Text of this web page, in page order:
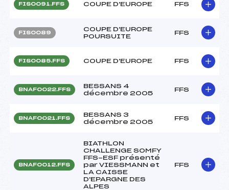
FIS0091.FFS COUPE D'EUROPE FFS
FIS0089
COUPE D'EUROPE
POURSUITE
FFS
FIS0085.FFS COUPE D'EUROPE FFS
BNAF0022.FFS
BESSANS 4
décembre 2005
FFS
BNAF0021.FFS
BESSANS 3
décembre 2005
FFS
BNAF0012.FFS
BIATHLON
CHALLENGE SOMFY
FFS-ESF présenté
par VIESSMANN et
LA CAISSE
D'EPARGNE DES
ALPES
FFS